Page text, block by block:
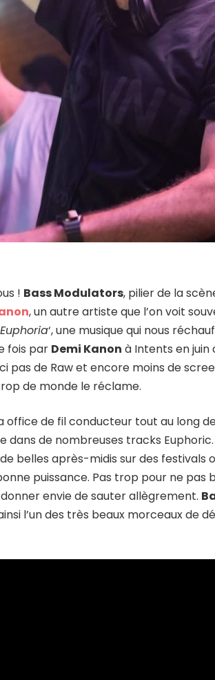
! Bass Modulators, pilier de la
, un autre artiste que l’on voit
‘, une musique qui nous
fois par Demi Kanon à Intents en juin
pas de Raw et encore moins de
de monde le réclame.
office de fil conducteur tout au long
de nombreuses tracks Euphoric.
belles après-midis sur des festivals
puissance. Pas trop pour ne pas
envie de sauter allègrement.
l’un des très beaux morceaux de